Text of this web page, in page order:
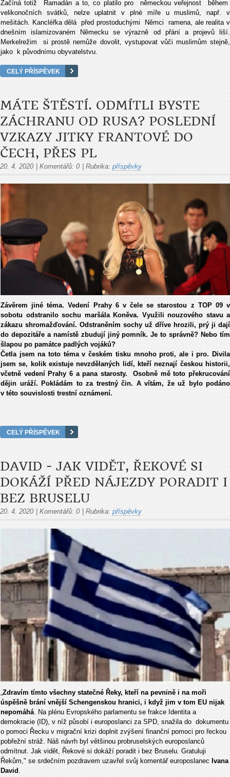
Začíná totiž Ramadán a to, co platilo pro německou veřejnost během
velikonočních svátků, nelze uplatnit v plné míře u muslimů, např. v
mešitách. Kancléřka dělá před prostoduchými Němci ramena, ale realita v
dnešním islamizovaném Německu se výrazně od přání a projevů liší.
Merkelrežim si prostě nemůže dovolit, vystupovat vůči muslimům stejně,
jako k původnímu obyvatelstvu.
CELÝ PŘÍSPĚVEK
MÁTE ŠTĚSTÍ. ODMÍTLI BYSTE
ZÁCHRANU OD RUSA? POSLEDNÍ
VZKAZY JITKY FRANTOVÉ DO
ČECH, PŘES PL
20. 4. 2020 Komentářů: 0 Rubrika: příspěvky
Závěrem jiné téma. Vedení Prahy 6 v čele se starostou z TOP 09 v
sobotu odstranilo sochu maršála Koněva. Využili nouzového stavu a
zákazu shromažďování. Odstraněním sochy už dříve hrozili, prý ji dají
do depozitáře a namístě zbudují jiný pomník. Je to správně? Nebo tím
šlapou po památce padlých vojáků?
Četla jsem na toto téma v českém tisku mnoho proti, ale i pro. Divila
jsem se, kolik existuje nevzdělaných lidí, kteří neznají českou historii,
včetně vedení Prahy 6 a pana starosty. Osobně mě toto překrucování
dějin uráží. Pokládám to za trestný čin. A vítám, že už bylo podáno
v této souvislosti trestní oznámení.
CELÝ PŘÍSPĚVEK
DAVID - JAK VIDĚT, ŘEKOVÉ SI
DOKÁŽÍ PŘED NÁJEZDY PORADIT I
BEZ BRUSELU
20. 4. 2020 Komentářů: 0 Rubrika: příspěvky
„Zdravím tímto všechny statečné Řeky, kteří na pevnině i na moři
úspěšně brání vnější Schengenskou hranici, i když jim v tom EU nijak
nepomáhá. Na plénu Evropského parlamentu se frakce Identita a
demokracie (ID), v níž působí i europoslanci za SPD, snažila do dokumentu
o pomoci Řecku v migrační krizi doplnit zvýšení finanční pomoci pro řeckou
pobřežní stráž. Náš návrh byl většinou probruselských europoslanců
odmítnut. Jak vidět, Řekové si dokáží poradit i bez Bruselu. Gratuluji
Řekům," se srdečním pozdravem uzavřel svůj komentář europoslanec Ivana
David .